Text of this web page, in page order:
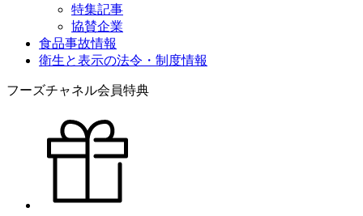
特集記事
協賛企業
食品事故情報
衛生と表示の法令・制度情報
フーズチャネル会員特典